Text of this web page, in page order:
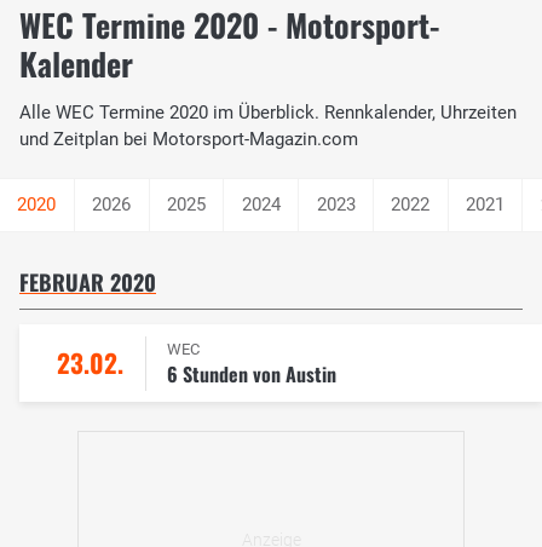
WEC Termine 2020 - Motorsport-
Kalender
Alle WEC Termine 2020 im Überblick. Rennkalender, Uhrzeiten
und Zeitplan bei Motorsport-Magazin.com
2026 2025 2024 2023 2022 2021
FEBRUAR 2020
23.02. WEC
6 Stunden von Austin